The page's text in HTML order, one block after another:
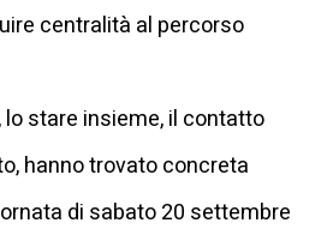
centralità al percorso
lo stare insieme, il contatto
hanno trovato concreta
di sabato 20 settembre